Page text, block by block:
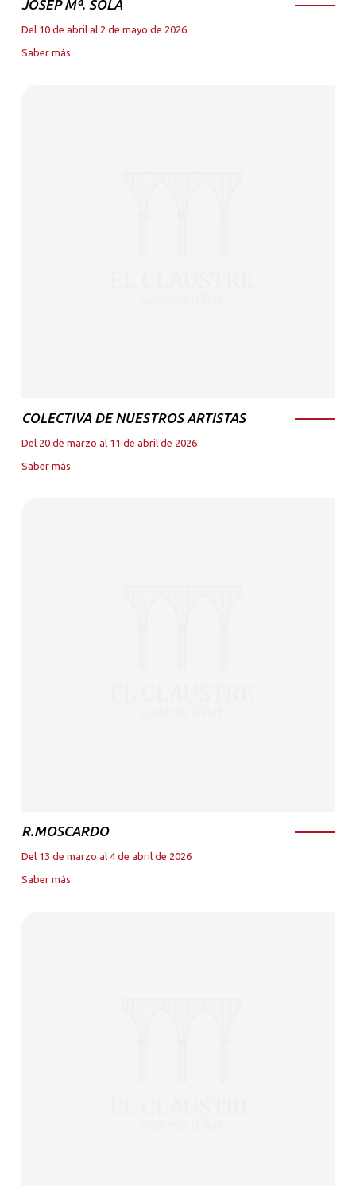
JOSEP Mª. SOLA
Del 10 de abril al 2 de mayo de 2026
Saber más
COLECTIVA DE NUESTROS ARTISTAS
Del 20 de marzo al 11 de abril de 2026
Saber más
R.MOSCARDO
Del 13 de marzo al 4 de abril de 2026
Saber más